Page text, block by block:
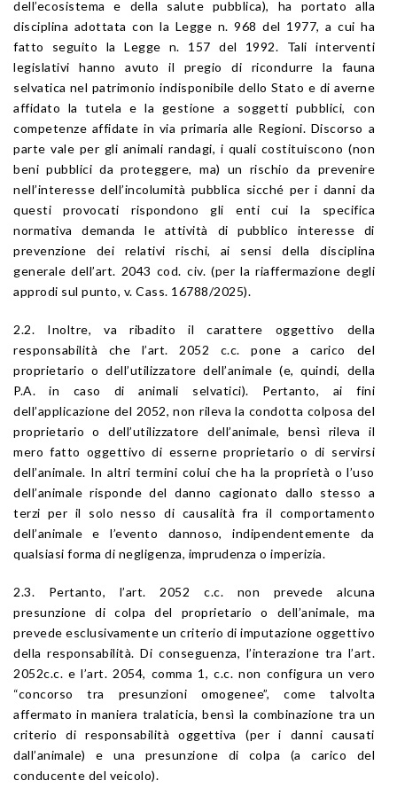
dell’ecosistema e della salute pubblica), ha portato alla
disciplina adottata con la Legge n. 968 del 1977, a cui ha
fatto seguito la Legge n. 157 del 1992. Tali interventi
legislativi hanno avuto il pregio di ricondurre la fauna
selvatica nel patrimonio indisponibile dello Stato e di averne
affidato la tutela e la gestione a soggetti pubblici, con
competenze affidate in via primaria alle Regioni. Discorso a
parte vale per gli animali randagi, i quali costituiscono (non
beni pubblici da proteggere, ma) un rischio da prevenire
nell’interesse dell’incolumità pubblica sicché per i danni da
questi provocati rispondono gli enti cui la specifica
normativa demanda le attività di pubblico interesse di
prevenzione dei relativi rischi, ai sensi della disciplina
generale dell’art. 2043 cod. civ. (per la riaffermazione degli
approdi sul punto, v. Cass. 16788/2025).
2.2. Inoltre, va ribadito il carattere oggettivo della
responsabilità che l’art. 2052 c.c. pone a carico del
proprietario o dell’utilizzatore dell’animale (e, quindi, della
P.A. in caso di animali selvatici). Pertanto, ai fini
dell’applicazione del 2052, non rileva la condotta colposa del
proprietario o dell’utilizzatore dell’animale, bensì rileva il
mero fatto oggettivo di esserne proprietario o di servirsi
dell’animale. In altri termini colui che ha la proprietà o l’uso
dell’animale risponde del danno cagionato dallo stesso a
terzi per il solo nesso di causalità fra il comportamento
dell’animale e l’evento dannoso, indipendentemente da
qualsiasi forma di negligenza, imprudenza o imperizia.
2.3. Pertanto, l’art. 2052 c.c. non prevede alcuna
presunzione di colpa del proprietario o dell’animale, ma
prevede esclusivamente un criterio di imputazione oggettivo
della responsabilità. Di conseguenza, l’interazione tra l’art.
2052c.c. e l’art. 2054, comma 1, c.c. non configura un vero
“concorso tra presunzioni omogenee”, come talvolta
affermato in maniera tralaticia, bensì la combinazione tra un
criterio di responsabilità oggettiva (per i danni causati
dall’animale) e una presunzione di colpa (a carico del
conducente del veicolo).